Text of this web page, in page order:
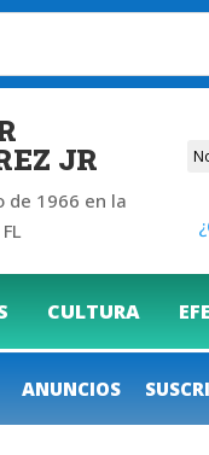
JR
de 1966 en la
CULTURA
ANUNCIOS